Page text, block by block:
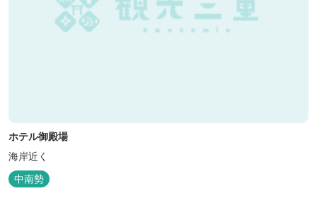
ホテル御殿場
海岸近く
中南勢